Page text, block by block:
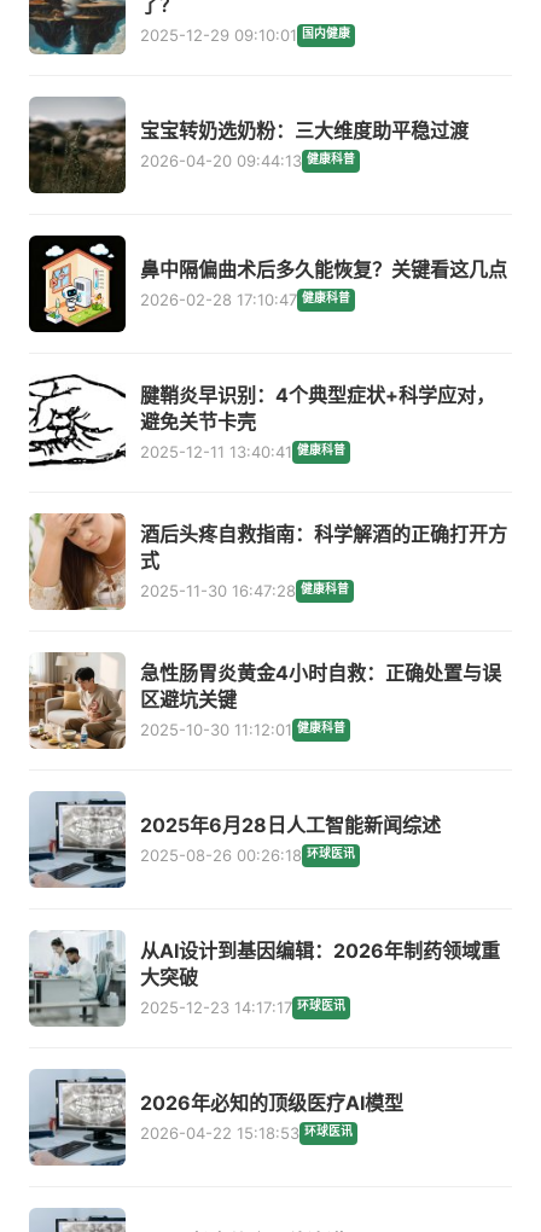
2025-12-29 09:10:01 国内健康
宝宝转奶选奶粉：三大维度助平稳过渡
2026-04-20 09:44:13 健康科普
鼻中隔偏曲术后多久能恢复？关键看这几点
2026-02-28 17:10:47 健康科普
腱鞘炎早识别：4个典型症状+科学应对，
避免关节卡壳
2025-12-11 13:40:41 健康科普
酒后头疼自救指南：科学解酒的正确打开方
式
2025-11-30 16:47:28 健康科普
急性肠胃炎黄金4小时自救：正确处置与误
区避坑关键
2025-10-30 11:12:01 健康科普
2025年6月28日人工智能新闻综述
2025-08-26 00:26:18 环球医讯
从AI设计到基因编辑：2026年制药领域重
大突破
2025-12-23 14:17:17 环球医讯
2026年必知的顶级医疗AI模型
2026-04-22 15:18:53 环球医讯